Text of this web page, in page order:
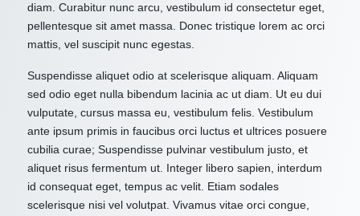
diam. Curabitur nunc arcu, vestibulum id consectetur eget,
pellentesque sit amet massa. Donec tristique lorem ac orci
mattis, vel suscipit nunc egestas.
Suspendisse aliquet odio at scelerisque aliquam. Aliquam
sed odio eget nulla bibendum lacinia ac ut diam. Ut eu dui
vulputate, cursus massa eu, vestibulum felis. Vestibulum
ante ipsum primis in faucibus orci luctus et ultrices posuere
cubilia curae; Suspendisse pulvinar vestibulum justo, et
aliquet risus fermentum ut. Integer libero sapien, interdum
id consequat eget, tempus ac velit. Etiam sodales
scelerisque nisi vel volutpat. Vivamus vitae orci congue,